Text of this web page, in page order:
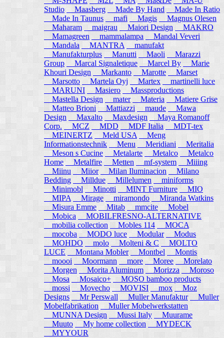
Studio
Maasberg Made By Hand
Made In Ratio
Made In Taunus
mafi Magis
Magnus Olesen
Maharam
maigrau Maiori Design
MAKRO
Mamagreen
mammalampa
Mandal Veveri
Mandala
MANTRA
manufakt
Manufakturplus
Manutti Maoli
Marazzi
Group
Marcal Signaletique Marcel By
Marie
Khouri Design
Markanto Marotte
Marset
Marsotto
Martela Oyj Martex
martinelli luce
MARUNI
Masiero
Massproductions
Mastella Design
mater Materia
Matiere Grise
Matteo Brioni
Mattiazzi maude
Mawa
Design
Maxalto Maxdesign
Maya Romanoff
Corp.
MCZ MDD MDF Italia
MDT-tex
MEINERTZ
Meld USA
Meng
Informationstechnik
Menu Meridiani
Meritalia
Meson s Cucine
Metalarte Metalco
Metalco
Home Metalfire Metten mf-system
Miiing
Miinu
Miior Milan Iluminacion
Milano
Bedding
Milldue Millelumen
miniforms
Minimobl Minotti MINT Furniture
MIO
MIPA
Mirage miramondo
Miranda Watkins
Misura Emme
Mitab mmcite
Mobel
Mobica
MOBILFRESNO-ALTERNATIVE
mobilia collection
Mobles 114
MOCA
mocoba
MODO luce Modular
Modus
MOHDO
molo Molteni & C
MOLTO
LUCE
Montana Mobler Montbel
Montis
moooi
Moormann more Moree
Morelato
Morgen
Morita Aluminum Morizza
Moroso
Mosa
Mosaico+
MOSO bamboo products
mossi
Movecho MOVISI mox
Moz
Designs
Mr Perswall Muller Manufaktur
Muller
Mobelfabrikation
Muller Mobelwerkstatten
MUNNA Design
Mussi Italy
Muurame
Muuto My home collection
MYDECK
MYYOUR